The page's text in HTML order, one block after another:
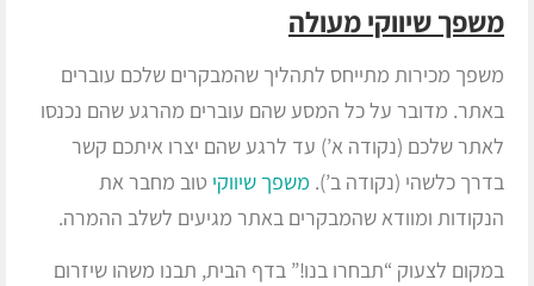
משפך שיווקי מעולה
משפך מכירות מתייחס לתהליך שהמבקרים שלכם עוברים
באתר. מדובר על כל המסע שהם עוברים מהרגע שהם נכנסו
לאתר שלכם (נקודה א’) עד לרגע שהם יצרו איתכם קשר
בדרך כלשהי (נקודה ב’). משפך שיווקי טוב מחבר את
הנקודות ומוודא שהמבקרים באתר מגיעים לשלב ההמרה.
במקום לצעוק “תבחרו בנו!” בדף הבית, תבנו משהו שיזרום